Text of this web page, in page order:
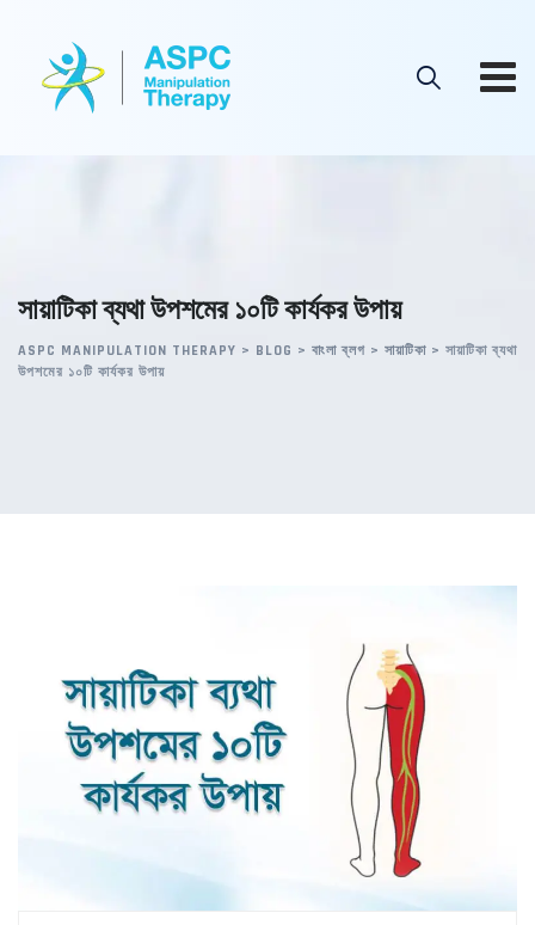
content
সায়াটিকা ব্যথা উপশমের ১০টি কার্যকর উপায়
ASPC MANIPULATION THERAPY > BLOG > বাংলা ব্লগ > সায়াটিকা > সায়াটিকা ব্যথা
উপশমের ১০টি কার্যকর উপায়